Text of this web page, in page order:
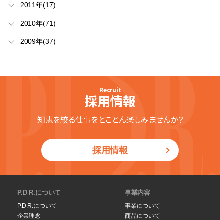
2011年(17)
2010年(71)
2009年(37)
Recruit
採用情報
知恵を絞る仕事をとことん楽しみませんか？
採用情報
P.D.R.について
P.D.R.について
企業理念
事業内容
事業について
商品について